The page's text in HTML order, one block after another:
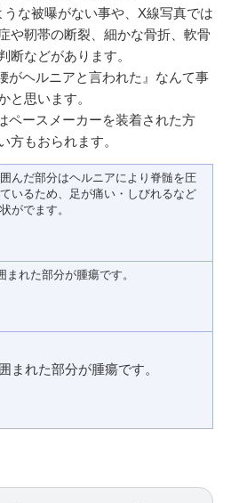
な被曝がない事や、X線写真では
や靭帯の断裂、細かな骨折、軟骨
断などがあります。
がヘルニアと言われた』なんて事
と思います。
ペースメーカーを装着された方
方もおられます。
んだ部分はヘルニアにより脊髄を圧
いるため、足が痛い・しびれるなど
がでます。
まれた部分が腫瘍です。
まれた部分が腫瘍です。